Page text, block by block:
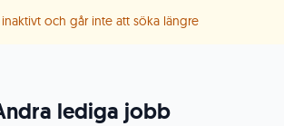
och går inte att söka längre
lediga jobb